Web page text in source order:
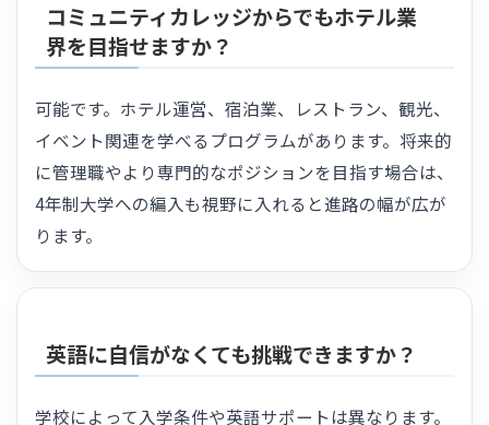
コミュニティカレッジからでもホテル業
界を目指せますか？
可能です。ホテル運営、宿泊業、レストラン、観光、
イベント関連を学べるプログラムがあります。将来的
に管理職やより専門的なポジションを目指す場合は、
4年制大学への編入も視野に入れると進路の幅が広が
ります。
英語に自信がなくても挑戦できますか？
学校によって入学条件や英語サポートは異なります。